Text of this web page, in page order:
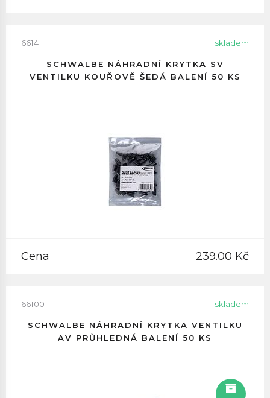
6614 skladem
SCHWALBE NÁHRADNÍ KRYTKA SV
VENTILKU KOUŘOVĚ ŠEDÁ BALENÍ 50 KS
Cena 239.00 Kč
661001 skladem
SCHWALBE NÁHRADNÍ KRYTKA VENTILKU
AV PRŮHLEDNÁ BALENÍ 50 KS